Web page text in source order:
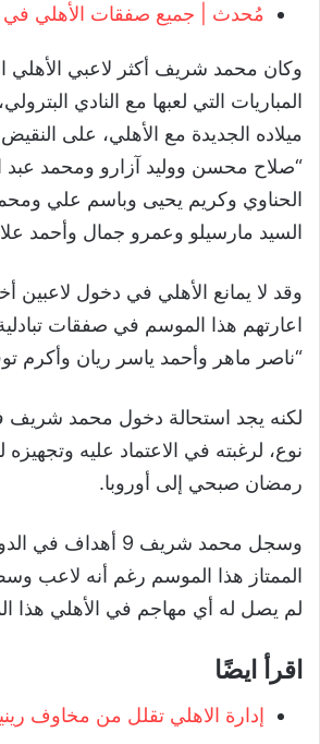
مُحدث | جميع صفقات الأهلي في
وكان محمد شريف أكثر لاعبي الأهلي
المباريات التي لعبها مع النادي
ميلاده الجديدة مع الأهلي، على
“صلاح محسن ووليد آزارو ومحمد عبد
الحناوي وكريم يحيى وباسم علي
السيد مارسيلو وعمرو جمال وأحمد
وقد لا يمانع الأهلي في دخول لاعبين
اعارتهم هذا الموسم في صفقات
“ناصر ماهر وأحمد ياسر ريان وأكرم
لكنه يجد استحالة دخول محمد
نوع، لرغبته في الاعتماد عليه
رمضان صبحي إلى أوروبا.
وسجل محمد شريف 9 أهداف في
الممتاز هذا الموسم رغم أنه لاعب
لم يصل له أي مهاجم في الأهلي هذا
اقرأ ايضًا
إدارة الاهلي تقلل من مخاوف